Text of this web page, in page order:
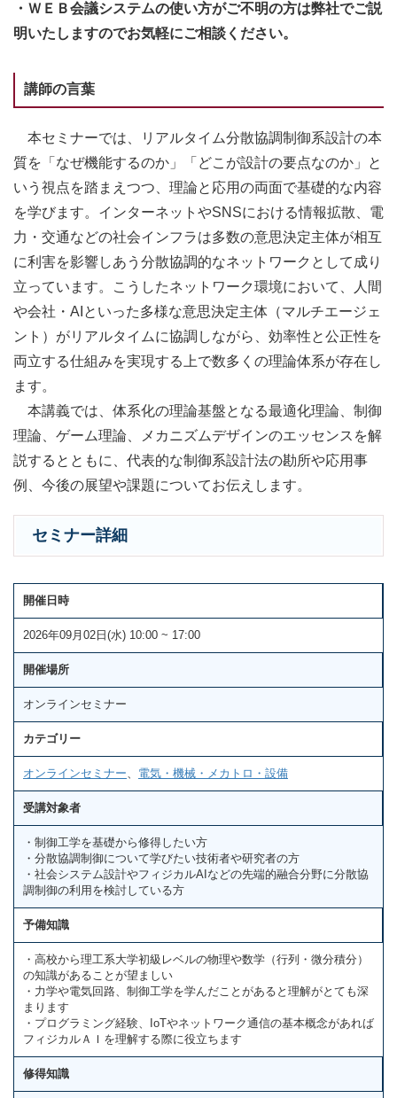
・ＷＥＢ会議システムの使い方がご不明の方は弊社でご説
明いたしますのでお気軽にご相談ください。
講師の言葉
本セミナーでは、リアルタイム分散協調制御系設計の本
質を「なぜ機能するのか」「どこが設計の要点なのか」と
いう視点を踏まえつつ、理論と応用の両面で基礎的な内容
を学びます。インターネットやSNSにおける情報拡散、電
力・交通などの社会インフラは多数の意思決定主体が相互
に利害を影響しあう分散協調的なネットワークとして成り
立っています。こうしたネットワーク環境において、人間
や会社・AIといった多様な意思決定主体（マルチエージェ
ント）がリアルタイムに協調しながら、効率性と公正性を
両立する仕組みを実現する上で数多くの理論体系が存在し
ます。
本講義では、体系化の理論基盤となる最適化理論、制御
理論、ゲーム理論、メカニズムデザインのエッセンスを解
説するとともに、代表的な制御系設計法の勘所や応用事
例、今後の展望や課題についてお伝えします。
セミナー詳細
開催日時
2026年09月02日(水) 10:00 ~ 17:00
開催場所
オンラインセミナー
カテゴリー
オンラインセミナー 電気・機械・メカトロ・設備
受講対象者
・制御工学を基礎から修得したい方
・分散協調制御について学びたい技術者や研究者の方
・社会システム設計やフィジカルAIなどの先端的融合分野に分散協
調制御の利用を検討している方
予備知識
・高校から理工系大学初級レベルの物理や数学（行列・微分積分）
の知識があることが望ましい
・力学や電気回路、制御工学を学んだことがあると理解がとても深
まります
・プログラミング経験、IoTやネットワーク通信の基本概念があれば
フィジカルＡＩを理解する際に役立ちます
修得知識